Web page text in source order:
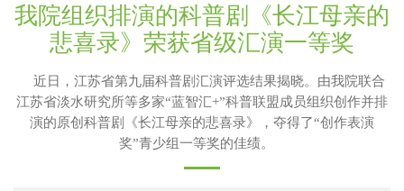
我院组织排演的科普剧《长江母亲的
悲喜录》荣获省级汇演一等奖
近日，江苏省第九届科普剧汇演评选结果揭晓。由我院联合
江苏省淡水研究所等多家“蓝智汇+”科普联盟成员组织创作并排
演的原创科普剧《长江母亲的悲喜录》，夺得了“创作表演
奖”青少组一等奖的佳绩。